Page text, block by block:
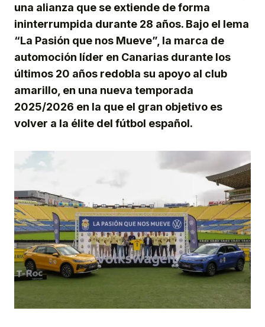
una alianza que se extiende de forma
ininterrumpida durante 28 años. Bajo el lema
“La Pasión que nos Mueve”, la marca de
automoción líder en Canarias durante los
últimos 20 años redobla su apoyo al club
amarillo, en una nueva temporada
2025/2026 en la que el gran objetivo es
volver a la élite del fútbol español.